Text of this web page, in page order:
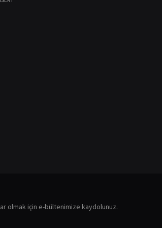
olmak için e-bültenimize kaydolunuz.